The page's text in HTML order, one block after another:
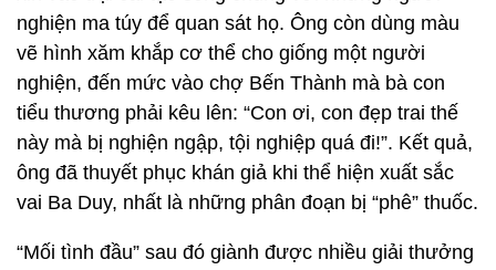
nghiện ma túy để quan sát họ. Ông còn dùng màu
vẽ hình xăm khắp cơ thể cho giống một người
nghiện, đến mức vào chợ Bến Thành mà bà con
tiểu thương phải kêu lên: “Con ơi, con đẹp trai thế
này mà bị nghiện ngập, tội nghiệp quá đi!”. Kết quả,
ông đã thuyết phục khán giả khi thể hiện xuất sắc
vai Ba Duy, nhất là những phân đoạn bị “phê” thuốc.
“Mối tình đầu” sau đó giành được nhiều giải thưởng